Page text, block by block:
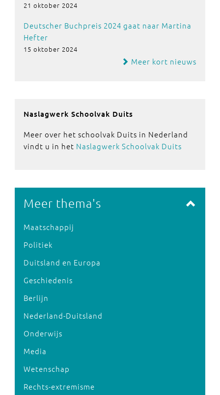
21 oktober 2024
Deutscher Buchpreis 2024 gaat naar Martina
Hefter
15 oktober 2024
Meer kort nieuws
Naslagwerk Schoolvak Duits
Meer over het schoolvak Duits in Nederland
vindt u in het Naslagwerk Schoolvak Duits
Meer thema's
Maatschappij
Politiek
Duitsland en Europa
Geschiedenis
Berlijn
Nederland-Duitsland
Onderwijs
Media
Wetenschap
Rechts-extremisme